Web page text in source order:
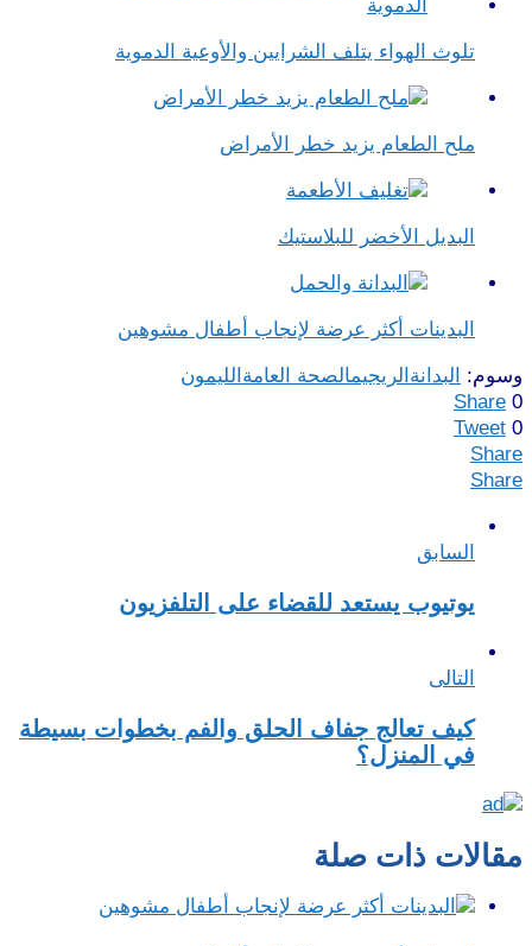
تلوث الهواء يتلف الشرايين والأوعية الدموية
ملح الطعام يزيد خطر الأمراض
البديل الأخضر للبلاستيك
البدينات أكثر عرضة لإنجاب أطفال مشوهين
وسوم: البدانة الريجيمالصحة العامة الليمون
Share 0
Tweet 0
Share
Share
السابق
يوتيوب يستعد للقضاء على التلفزيون
التالى
كيف تعالج جفاف الحلق والفم بخطوات بسيطة
في المنزل؟
مقالات ذات صلة